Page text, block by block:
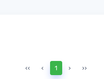
‹‹ ‹ 1 › ››